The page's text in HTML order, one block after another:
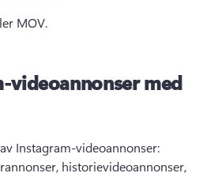
MOV.
videoannonser med
Instagram-videoannonser:
historievideoannonser,